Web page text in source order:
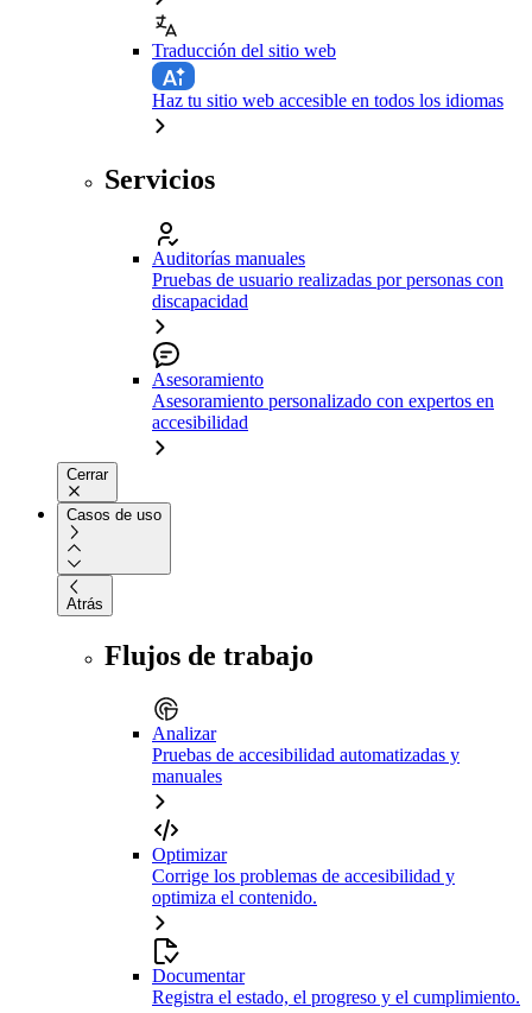
Traducción del sitio web
Haz tu sitio web accesible en todos los idiomas
Servicios
Auditorías manuales
Pruebas de usuario realizadas por personas con
discapacidad
Asesoramiento
Asesoramiento personalizado con expertos en
accesibilidad
Cerrar
Casos de uso
Atrás
Flujos de trabajo
Analizar
Pruebas de accesibilidad automatizadas y
manuales
Optimizar
Corrige los problemas de accesibilidad y
optimiza el contenido.
Documentar
Registra el estado, el progreso y el cumplimiento.